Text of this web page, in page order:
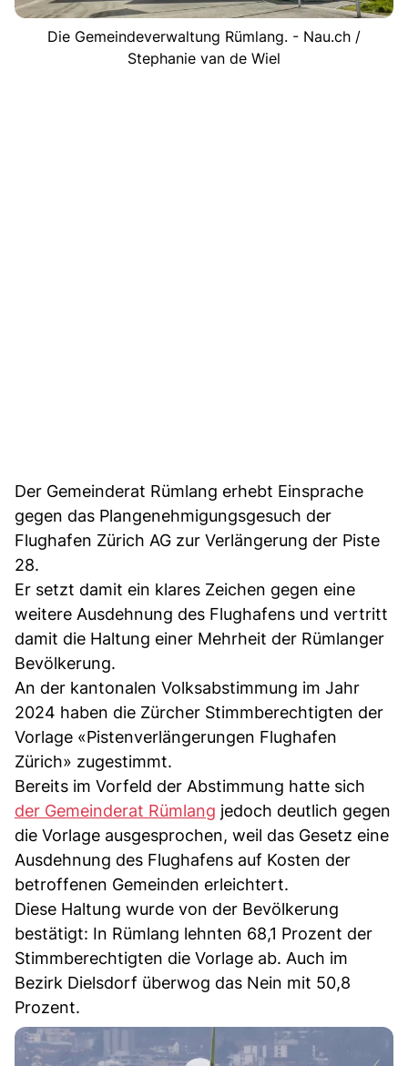
Die Gemeindeverwaltung Rümlang. - Nau.ch /
Stephanie van de Wiel
Der Gemeinderat Rümlang erhebt Einsprache
gegen das Plangenehmigungsgesuch der
Flughafen Zürich AG zur Verlängerung der Piste
28.
Er setzt damit ein klares Zeichen gegen eine
weitere Ausdehnung des Flughafens und vertritt
damit die Haltung einer Mehrheit der Rümlanger
Bevölkerung.
An der kantonalen Volksabstimmung im Jahr
2024 haben die Zürcher Stimmberechtigten der
Vorlage «Pistenverlängerungen Flughafen
Zürich» zugestimmt.
Bereits im Vorfeld der Abstimmung hatte sich
der Gemeinderat Rümlang jedoch deutlich gegen
die Vorlage ausgesprochen, weil das Gesetz eine
Ausdehnung des Flughafens auf Kosten der
betroffenen Gemeinden erleichtert.
Diese Haltung wurde von der Bevölkerung
bestätigt: In Rümlang lehnten 68,1 Prozent der
Stimmberechtigten die Vorlage ab. Auch im
Bezirk Dielsdorf überwog das Nein mit 50,8
Prozent.